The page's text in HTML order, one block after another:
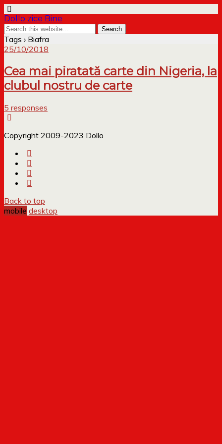
Dollo zice Bine
Tags › Biafra
25/10/2018
Cea mai piratată carte din Nigeria, la
clubul nostru de carte
5 responses
Copyright 2009-2023 Dollo
Back to top
mobile desktop